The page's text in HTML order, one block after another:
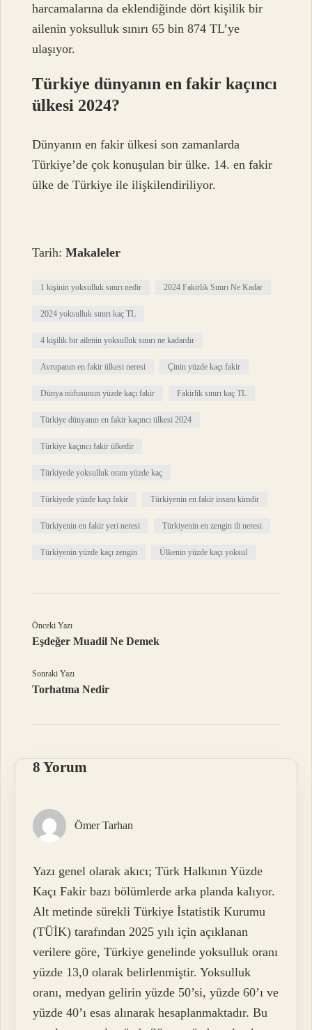
harcamalarına da eklendiğinde dört kişilik bir
ailenin yoksulluk sınırı 65 bin 874 TL’ye
ulaşıyor.
Türkiye dünyanın en fakir kaçıncı
ülkesi 2024?
Dünyanın en fakir ülkesi son zamanlarda
Türkiye’de çok konuşulan bir ülke. 14. en fakir
ülke de Türkiye ile ilişkilendiriliyor.
Tarih:Makaleler
1 kişinin yoksulluk sınırı nedir 2024 Fakirlik Sınırı Ne Kadar
2024 yoksulluk sınırı kaç TL
4 kişilik bir ailenin yoksulluk sınırı ne kadardır
Avrupanın en fakir ülkesi neresi Çinin yüzde kaçı fakir
Dünya nüfusunun yüzde kaçı fakir Fakirlik sınırı kaç TL
Türkiye dünyanın en fakir kaçıncı ülkesi 2024
Türkiye kaçıncı fakir ülkedir
Türkiyede yoksulluk oranı yüzde kaç
Türkiyede yüzde kaçı fakir Türkiyenin en fakir insanı kimdir
Türkiyenin en fakir yeri neresi Türkiyenin en zengin ili neresi
Türkiyenin yüzde kaçı zengin Ülkenin yüzde kaçı yoksul
Önceki Yazı
Eşdeğer Muadil Ne Demek
Sonraki Yazı
Torhatma Nedir
8 Yorum
Ömer Tarhan
Yazı genel olarak akıcı; Türk Halkının Yüzde
Kaçı Fakir bazı bölümlerde arka planda kalıyor.
Alt metinde sürekli Türkiye İstatistik Kurumu
(TÜİK) tarafından 2025 yılı için açıklanan
verilere göre, Türkiye genelinde yoksulluk oranı
yüzde 13,0 olarak belirlenmiştir. Yoksulluk
oranı, medyan gelirin yüzde 50’si, yüzde 60’ı ve
yüzde 40’ı esas alınarak hesaplanmaktadır. Bu